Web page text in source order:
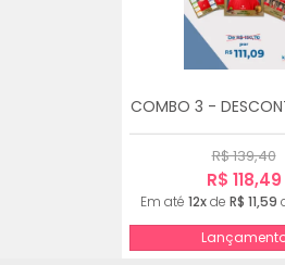
COMBO 3 -
R$ 139,40
R$ 118,49
Em até 12xde R$ 11,59